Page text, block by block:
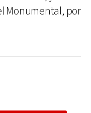
Monumental, por